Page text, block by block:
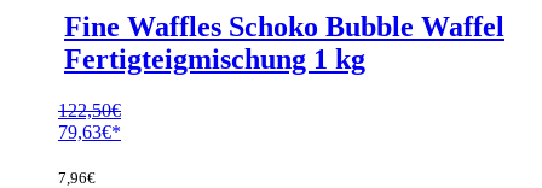
Fine Waffles Schoko Bubble Waffel
Fertigteigmischung 1 kg
122,50€
Ursprünglicher
war:
79,63€
Preis
7,96€